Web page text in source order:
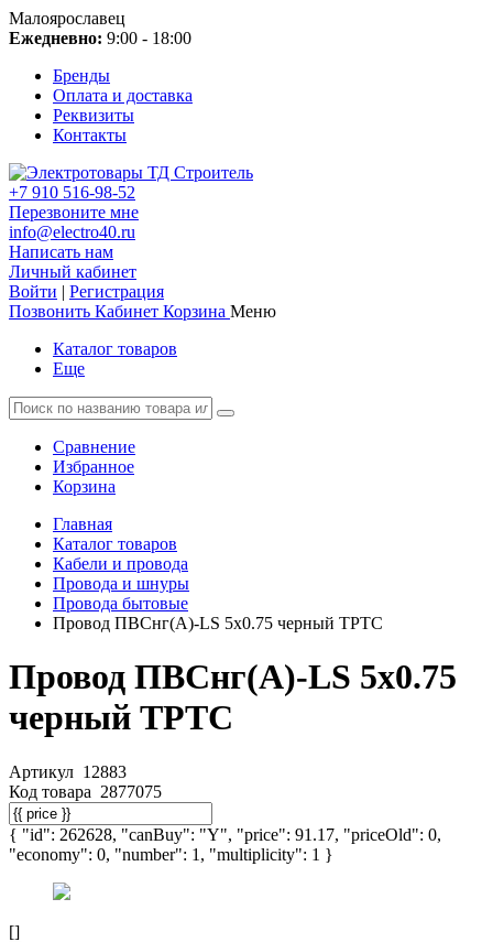
Малоярославец
Ежедневно: 9:00 - 18:00
Бренды
Оплата и доставка
Реквизиты
Контакты
+7 910 516-98-52
Перезвоните мне
info@electro40.ru
Написать нам
Личный кабинет
Войти | Регистрация
Позвонить Кабинет Корзина Меню
Каталог товаров
Еще
Сравнение
Избранное
Корзина
Главная
Каталог товаров
Кабели и провода
Провода и шнуры
Провода бытовые
Провод ПВСнг(А)-LS 5х0.75 черный ТРТС
Провод ПВСнг(А)-LS 5х0.75
черный ТРТС
Артикул 12883
Код товара 2877075
{ "id": 262628, "canBuy": "Y", "price": 91.17, "priceOld": 0,
"economy": 0, "number": 1, "multiplicity": 1 }
[]